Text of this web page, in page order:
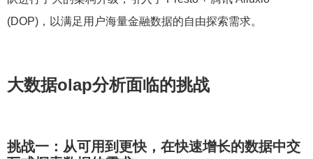
(DOP)，以满足用户海量金融数据的自由探索需求。
大数据olap分析面临的挑战
挑战一：从可用到更快，在快速增长的数据中交